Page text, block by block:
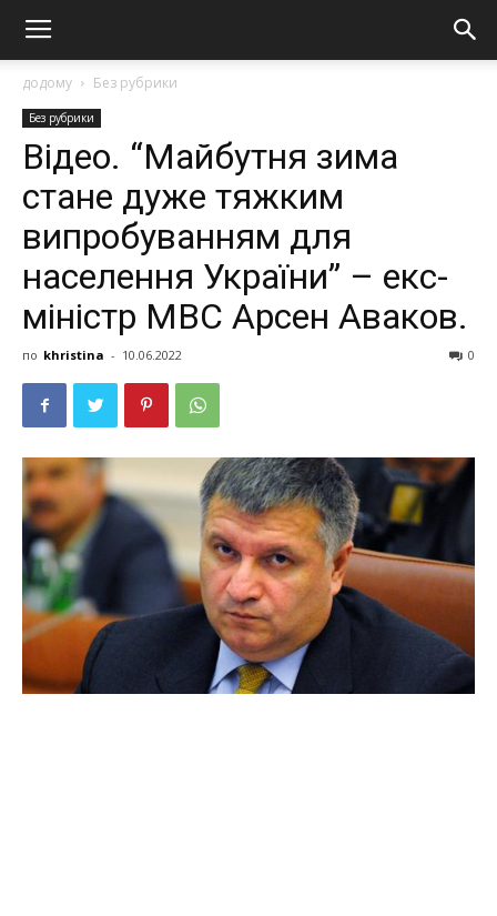
додому Без рубрики
Без рубрики
Відео. “Майбутня зима
стане дуже тяжким
випробуванням для
населення України” – екс-
міністр МВС Арсен Аваков.
по khristina - 10.06.2022 0